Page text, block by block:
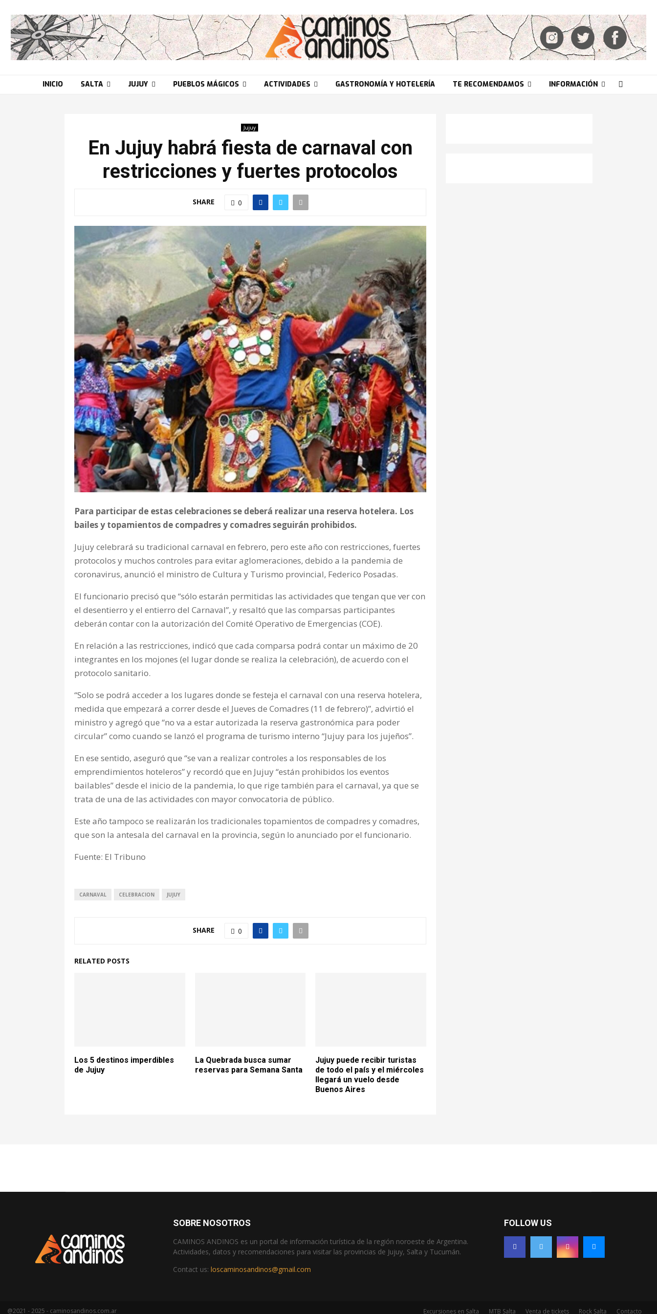
INICIO SALTA JUJUY PUEBLOS MÁGICOS ACTIVIDADES GASTRONOMÍA Y HOTELERÍA TE RECOMENDAMOS INFORMACIÓN
Jujuy
En Jujuy habrá fiesta de carnaval con
restricciones y fuertes protocolos
SHARE 0
Para participar de estas celebraciones se deberá realizar una reserva hotelera. Los
bailes y topamientos de compadres y comadres seguirán prohibidos.
Jujuy celebrará su tradicional carnaval en febrero, pero este año con restricciones, fuertes
protocolos y muchos controles para evitar aglomeraciones, debido a la pandemia de
coronavirus, anunció el ministro de Cultura y Turismo provincial, Federico Posadas.
El funcionario precisó que “sólo estarán permitidas las actividades que tengan que ver con
el desentierro y el entierro del Carnaval”, y resaltó que las comparsas participantes
deberán contar con la autorización del Comité Operativo de Emergencias (COE).
En relación a las restricciones, indicó que cada comparsa podrá contar un máximo de 20
integrantes en los mojones (el lugar donde se realiza la celebración), de acuerdo con el
protocolo sanitario.
“Solo se podrá acceder a los lugares donde se festeja el carnaval con una reserva hotelera,
medida que empezará a correr desde el Jueves de Comadres (11 de febrero)”, advirtió el
ministro y agregó que “no va a estar autorizada la reserva gastronómica para poder
circular” como cuando se lanzó el programa de turismo interno “Jujuy para los jujeños”.
En ese sentido, aseguró que “se van a realizar controles a los responsables de los
emprendimientos hoteleros” y recordó que en Jujuy “están prohibidos los eventos
bailables” desde el inicio de la pandemia, lo que rige también para el carnaval, ya que se
trata de una de las actividades con mayor convocatoria de público.
Este año tampoco se realizarán los tradicionales topamientos de compadres y comadres,
que son la antesala del carnaval en la provincia, según lo anunciado por el funcionario.
Fuente: El Tribuno
CARNAVAL CELEBRACION JUJUY
SHARE 0
RELATED POSTS
Los 5 destinos imperdibles
de Jujuy
La Quebrada busca sumar
reservas para Semana Santa
Jujuy puede recibir turistas
de todo el país y el miércoles
llegará un vuelo desde
Buenos Aires
SOBRE NOSOTROS
CAMINOS ANDINOS es un portal de información turística de la región noroeste de Argentina.
Actividades, datos y recomendaciones para visitar las provincias de Jujuy, Salta y Tucumán.
Contact us: loscaminosandinos@gmail.com
FOLLOW US
@2021 - 2025 - caminosandinos.com.ar Excursiones en Salta MTB Salta Venta de tickets Rock Salta Contacto